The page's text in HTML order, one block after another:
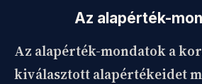
Az alapérték-
Az alapérték-mondatok a
kiválasztott alapértékeidet